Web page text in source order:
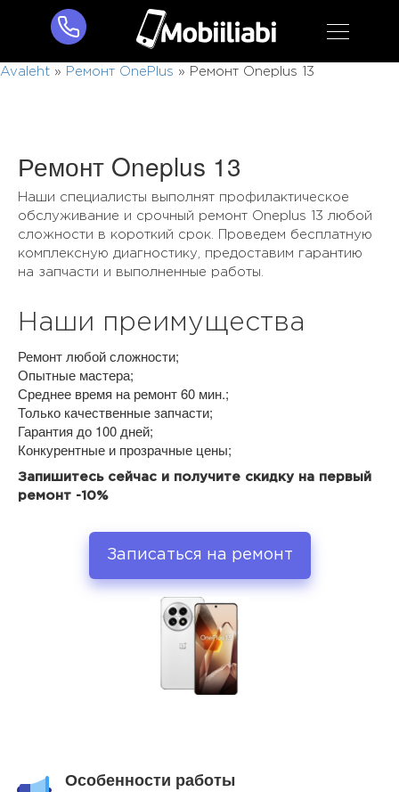
Avaleht » Ремонт OnePlus » Ремонт Oneplus 13
Ремонт Oneplus 13
Наши специалисты выполнят профилактическое
обслуживание и срочный ремонт Oneplus 13 любой
сложности в короткий срок. Проведем бесплатную
комплексную диагностику, предоставим гарантию
на запчасти и выполненные работы.
Наши преимущества
Ремонт любой сложности;
Опытные мастера;
Среднее время на ремонт 60 мин.;
Только качественные запчасти;
Гарантия до 100 дней;
Конкурентные и прозрачные цены;
Запишитесь сейчас и получите скидку на первый
ремонт -10%
Записаться на ремонт
Особенности работы